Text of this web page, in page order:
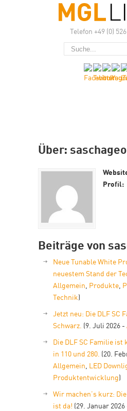
Telefon +49 (0)
Über:
Profil:
Beiträge von
Neue Tunable White
neuestem Stand der
Allgemein, Produkte,
Technik)
Jetzt neu: Die DLF SC
Schwarz. (9. Juli 2026 -
Die DLF SC Familie
in 110 und 280. (20.
Allgemein, LED
Produktentwicklung)
Wir machen’s kurz:
ist da! (29. Januar 2026